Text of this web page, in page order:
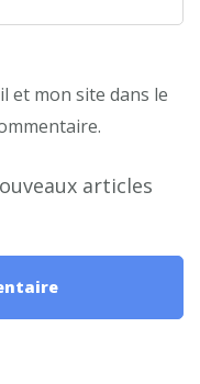
et mon site dans le
articles